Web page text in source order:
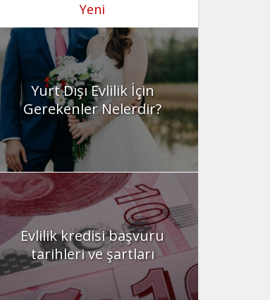
Yeni
Yurt Dışı Evlilik İçin
Gerekenler Nelerdir?
Evlilik kredisi başvuru
tarihleri ve şartları